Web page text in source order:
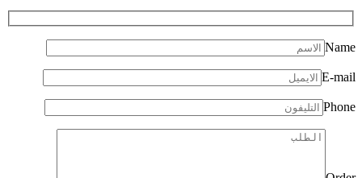
Name
E-mail
Phone